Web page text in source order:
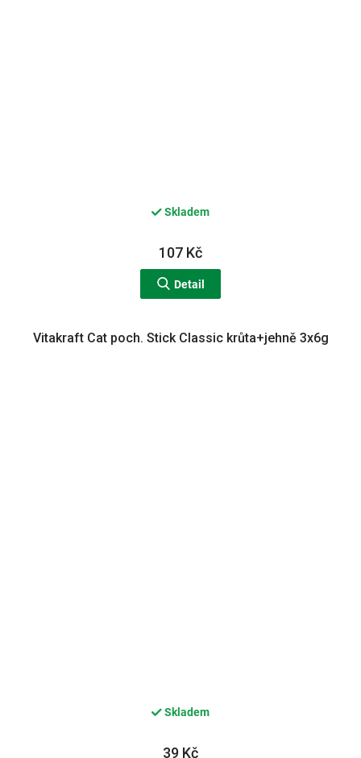
Skladem
107 Kč
Detail
Vitakraft Cat poch. Stick Classic krůta+jehně 3x6g
Skladem
39 Kč